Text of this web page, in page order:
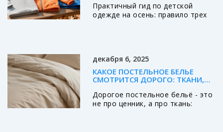
Практичный гид по детской
одежде на осень: правило трех
декабря 6, 2025
КАКОЕ ПОСТЕЛЬНОЕ БЕЛЬЕ
СМОТРИТСЯ ДОРОГО: ТКАНИ,
ДЕЙСТВИТЕЛЬНО ОТЛИЧАЮТ
ДОРОГОЕ ОТ ДЕШЕВОГО
Дорогое постельное бельё - это
не про ценник, а про ткань: